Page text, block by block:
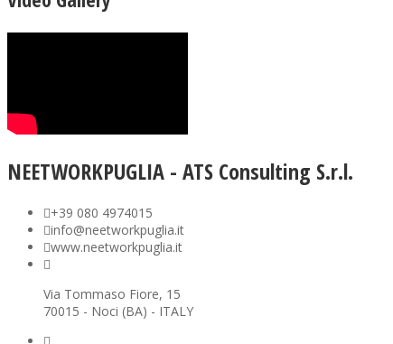
NEETWORKPUGLIA - ATS Consulting S.r.l.
+39 080 4974015
info@neetworkpuglia.it
www.neetworkpuglia.it
Via Tommaso Fiore, 15
70015 - Noci (BA) - ITALY